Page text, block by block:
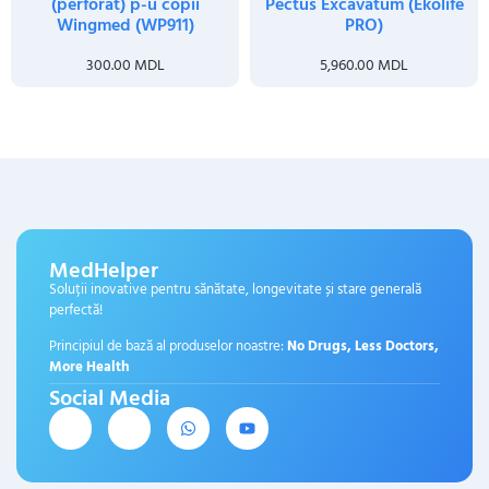
Wingmed (WP911)
300.00 MDL
PRO)
5,960.00 MDL
MedHelper
Soluții inovative pentru sănătate, longevitate și stare generală
perfectă!
Principiul de bază al produselor noastre:No Drugs, Less Doctors,
More Health
Social Media